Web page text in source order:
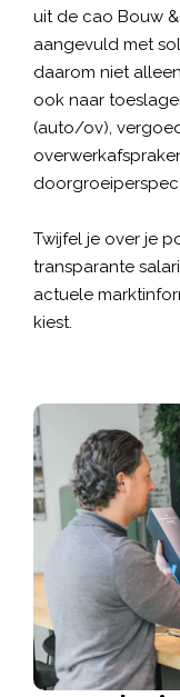
uit de cao Bouw
aangevuld met
daarom niet
ook naar
(auto/ov),
Twijfel je over je
transparante
actuele
kiest.